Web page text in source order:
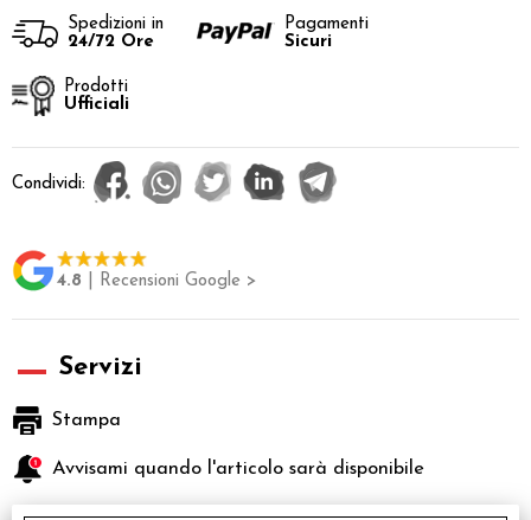
Spedizioni in
24/72 Ore
Pagamenti
Sicuri
Prodotti
Ufficiali
Condividi:
4.8 | Recensioni Google >
Servizi
Stampa
Avvisami quando l'articolo sarà disponibile